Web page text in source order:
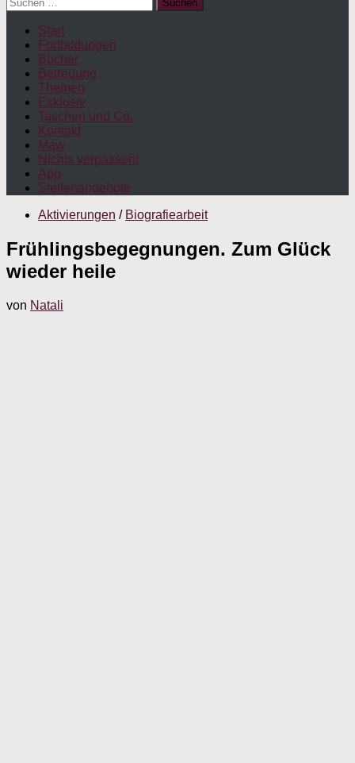
nach:
Start
Fortbildungen
Bücher
Betreuung
Themen
Exklusiv
Taschen und Co.
Kontakt
Maw
Nichts verpassen!
App
Stellenangebote
Aktivierungen / Biografiearbeit
Frühlingsbegegnungen. Zum Glück
wieder heile
von Natali